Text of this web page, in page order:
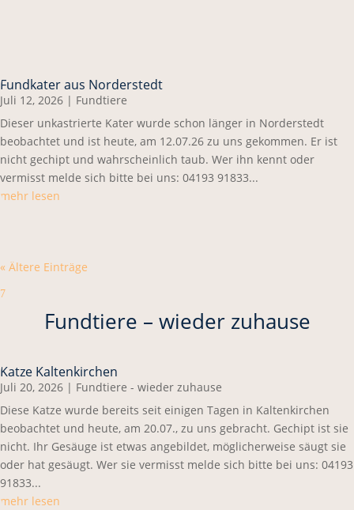
Fundkater aus Norderstedt
Juli 12, 2026 | Fundtiere
Dieser unkastrierte Kater wurde schon länger in Norderstedt
beobachtet und ist heute, am 12.07.26 zu uns gekommen. Er ist
nicht gechipt und wahrscheinlich taub. Wer ihn kennt oder
vermisst melde sich bitte bei uns: 04193 91833...
mehr lesen
« Ältere Einträge
7
Fundtiere – wieder zuhause
Katze Kaltenkirchen
Juli 20, 2026 | Fundtiere - wieder zuhause
Diese Katze wurde bereits seit einigen Tagen in Kaltenkirchen
beobachtet und heute, am 20.07., zu uns gebracht. Gechipt ist sie
nicht. Ihr Gesäuge ist etwas angebildet, möglicherweise säugt sie
oder hat gesäugt. Wer sie vermisst melde sich bitte bei uns: 04193
91833...
mehr lesen